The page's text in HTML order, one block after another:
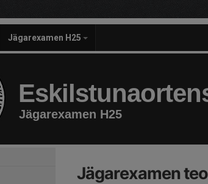
Jägarexamen H25
Jägarexamen H25
Jägarexamen